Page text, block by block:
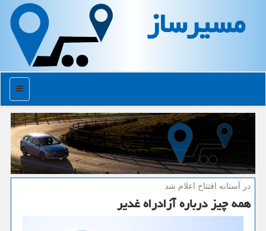
مسیرساز
منو
در آستانه افتتاح اعلام شد
همه چیز درباره آزادراه غدیر